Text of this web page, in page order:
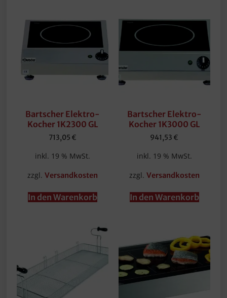
Bartscher Elektro-
Kocher 1K2300 GL
713,05 €
inkl. 19 % MwSt.
zzgl.Versandkosten
In den Warenkorb
Bartscher Elektro-
Kocher 1K3000 GL
941,53 €
inkl. 19 % MwSt.
zzgl. Versandkosten
In den Warenkorb